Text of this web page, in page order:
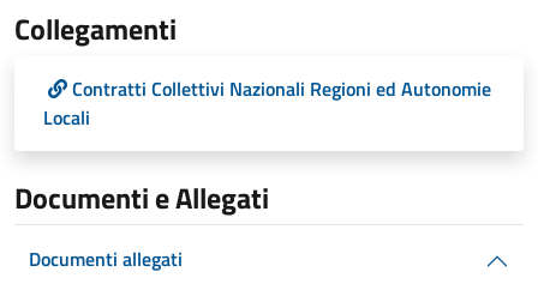
Collegamenti
Contratti Collettivi Nazionali Regioni ed Autonomie
Locali
Documenti e Allegati
Documenti allegati